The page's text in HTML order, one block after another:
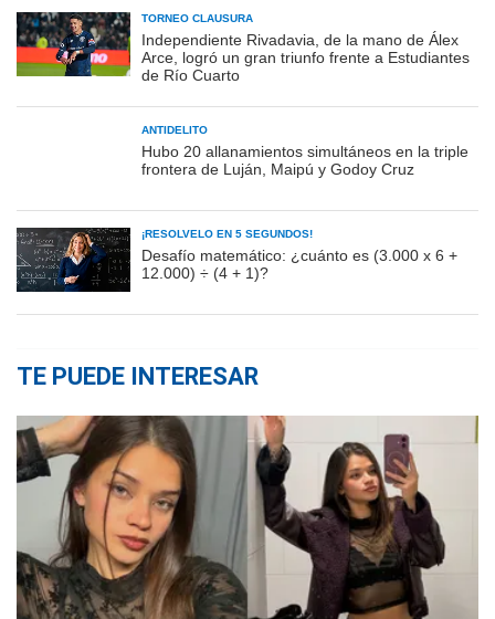
TORNEO CLAUSURA
Independiente Rivadavia, de la mano de Álex
Arce, logró un gran triunfo frente a Estudiantes
de Río Cuarto
ANTIDELITO
Hubo 20 allanamientos simultáneos en la triple
frontera de Luján, Maipú y Godoy Cruz
¡RESOLVELO EN 5 SEGUNDOS!
Desafío matemático: ¿cuánto es (3.000 x 6 +
12.000) ÷ (4 + 1)?
TE PUEDE INTERESAR